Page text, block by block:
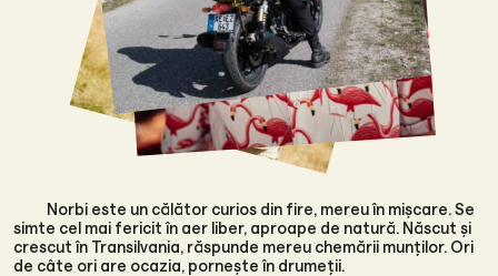
Norbi este un călător curios din fire, mereu în mișcare. Se
simte cel mai fericit în aer liber, aproape de natură. Născut și
crescut în Transilvania, răspunde mereu chemării munților. Ori
de câte ori are ocazia, pornește în drumeții.